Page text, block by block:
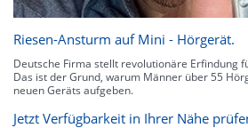
Riesen-Ansturm auf Mini - Hörgerät.
Deutsche Firma stellt revolutionäre Erfindung
Das ist der Grund, warum Männer über 55
neuen Geräts aufgeben.
Jetzt Verfügbarkeit in Ihrer Nähe